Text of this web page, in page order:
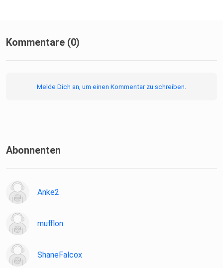
Kommentare (0)
Melde Dich an, um einen Kommentar zu schreiben.
Abonnenten
Anke2
mufflon
ShaneFalcox